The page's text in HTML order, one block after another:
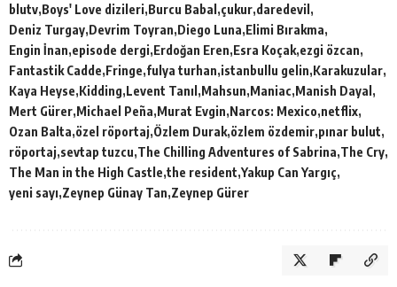
blutv Boys' Love dizileri Burcu Babal çukur daredevil
Deniz Turgay Devrim Toyran Diego Luna Elimi Bırakma
Engin İnan episode dergi Erdoğan Eren Esra Koçak ezgi özcan
Fantastik Cadde Fringe fulya turhan istanbullu gelin Karakuzular
Kaya Heyse Kidding Levent Tanıl Mahsun Maniac Manish Dayal
Mert Gürer Michael Peña Murat Evgin Narcos: Mexico netflix
Ozan Balta özel röportaj Özlem Durak özlem özdemir pınar bulut
röportaj sevtap tuzcu The Chilling Adventures of Sabrina The Cry
The Man in the High Castle the resident Yakup Can Yargıç
yeni sayı Zeynep Günay Tan Zeynep Gürer